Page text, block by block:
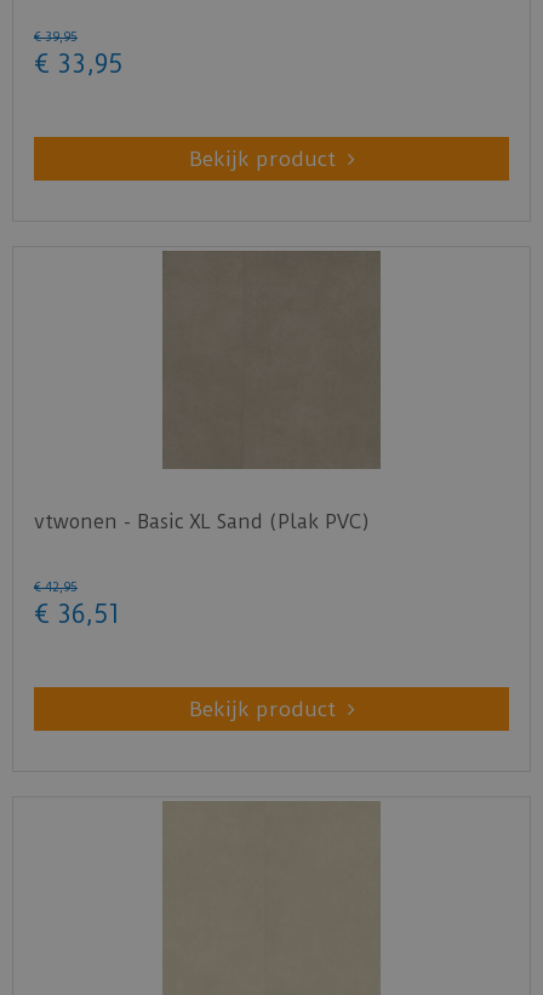
€ 39,95
€ 33 ,95
Bekijk product
vtwonen - Basic XL Sand (Plak PVC)
€ 42,95
€ 36,51
Bekijk product